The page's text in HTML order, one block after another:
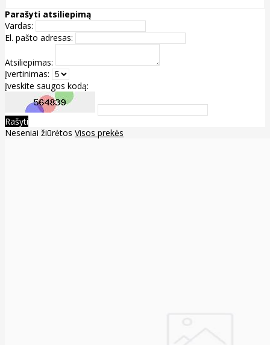
Parašyti atsiliepimą
Vardas:
El. pašto adresas:
Atsiliepimas:
Įvertinimas:
Įveskite saugos kodą:
Rašyti
Neseniai žiūrėtos Visos prekės